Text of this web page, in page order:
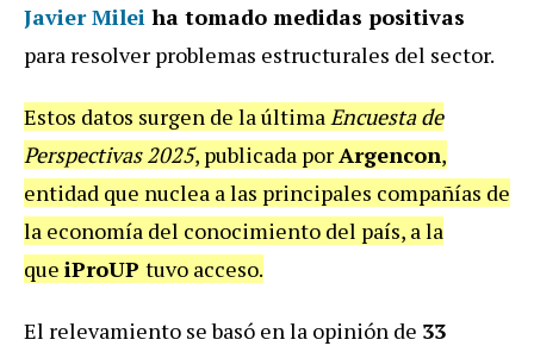
Javier Milei ha tomado medidas positivas
para resolver problemas estructurales del sector.
Estos datos surgen de la últimaEncuesta de
Perspectivas 2025, publicada porArgencon,
entidad que nuclea a las principales compañías de
la economía del conocimiento del país, a la
que iProUP tuvo acceso.
El relevamiento se basó en la opinión de 33